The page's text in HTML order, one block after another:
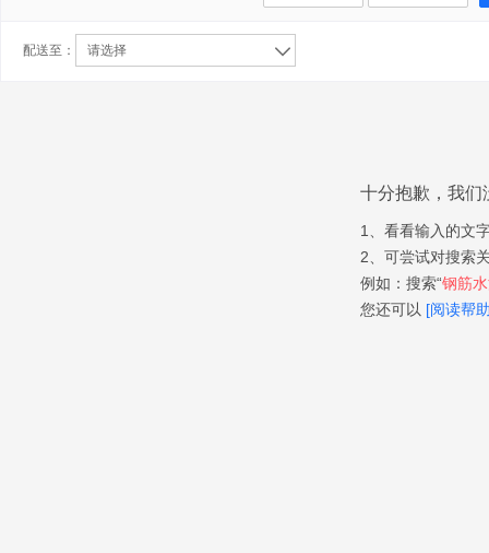
配送至： 请选择
十分抱歉，我们
1、看看输入的文
2、可尝试对搜索
例如：搜索“钢筋
您还可以 [阅读帮